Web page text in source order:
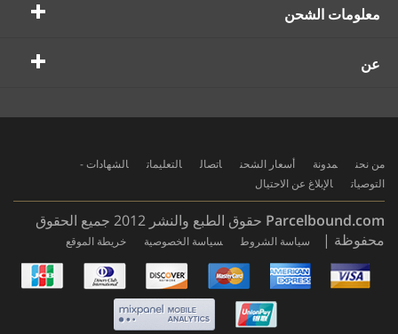
معلومات الشحن
عن
من نحن مدونة أسعار الشحن اتصال التعليمات
الشهادات -
التوصيات
الإبلاغ عن الاحتيال
Parcelbound.com
حقوق الطبع والنشر 2012 جميع الحقوق
محفوظة |
سياسة الشروط سياسة الخصوصية
خريطة الموقع
AMERICAN
EXPRESS